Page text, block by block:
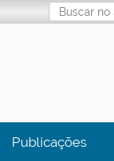
Publicações